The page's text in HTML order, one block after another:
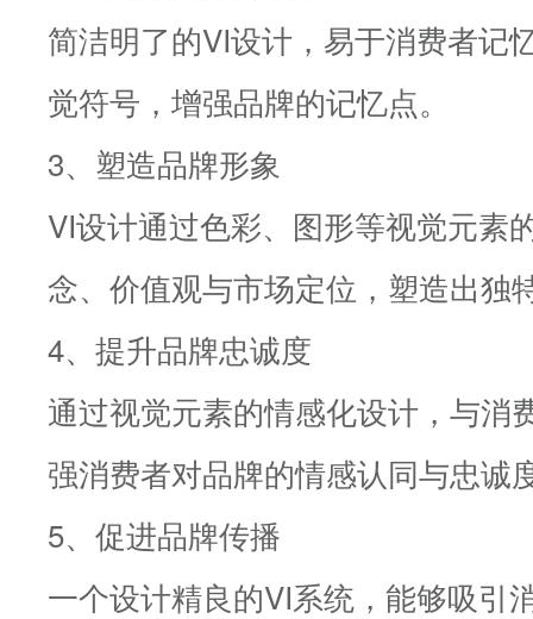
简洁明了的VI设计，易于消费者记
觉符号，增强品牌的记忆点。
3、塑造品牌形象
VI设计通过色彩、图形等视觉元素
念、价值观与市场定位，塑造出独
4、提升品牌忠诚度
通过视觉元素的情感化设计，与消
强消费者对品牌的情感认同与忠诚
5、促进品牌传播
一个设计精良的VI系统，能够吸引